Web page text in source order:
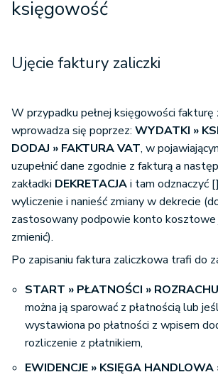
księgowość
Ujęcie faktury zaliczki
W przypadku pełnej księgowości fakturę
wprowadza się poprzez: WYDATKI »
DODAJ » FAKTURA VAT, w
uzupełnić dane zgodnie z fakturą a
zakładki DEKRETACJAi tam odznaczyć
wyliczenie i nanieść zmiany w dekrecie
zastosowany podpowie konto kosztowe
zmienić).
Po zapisaniu faktura zaliczkowa trafi do
START » PŁATNOŚCI »
można ją sparować z płatnością lub
wystawiona po płatności z wpisem
rozliczenie z płatnikiem,
EWIDENCJE » KSIĘGA HANDLOWA